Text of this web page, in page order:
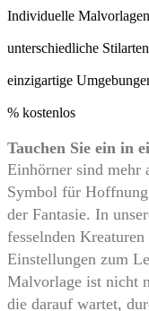
Individuelle Malvorlagen
unterschiedliche Stilarten
einzigartige
% kostenlos
Tauchen Sie ein in
Einhörner sind mehr
Symbol für
der Fantasie. In
fesselnden
Einstellungen zum
Malvorlage ist nicht
die darauf wartet,